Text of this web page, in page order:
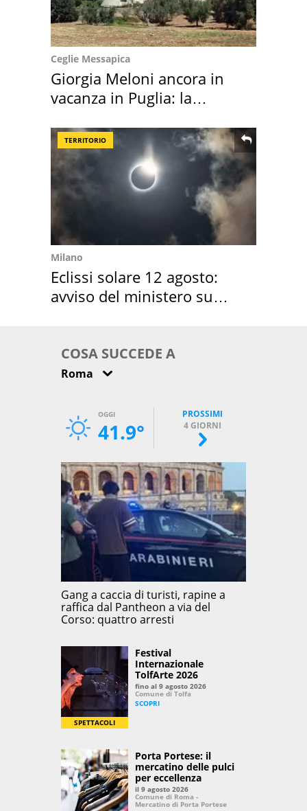
Ceglie Messapica
Giorgia Meloni ancora in
vacanza in Puglia: la
TERRITORIO
Milano
Eclissi solare 12 agosto:
avviso del ministero su